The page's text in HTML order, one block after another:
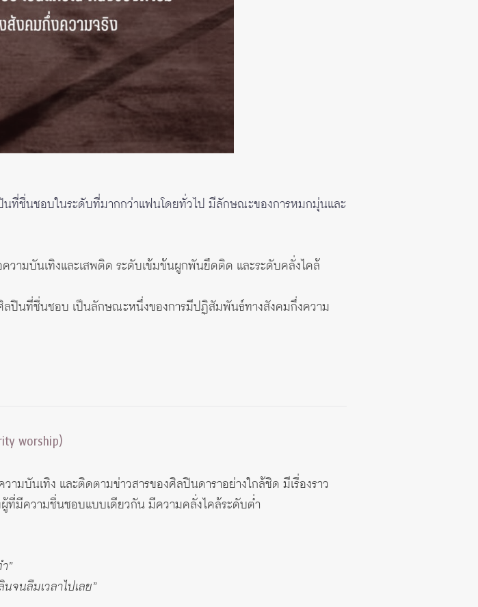
ที่ชื่นชอบในระดับที่มากกว่าแฟนโดยทั่วไป มีลักษณะของการหมกมุ่นและ
ามบันเทิงและเสพติด ระดับเข้มข้นผูกพันยึดติด และระดับคลั่งไคล้
นที่ชื่นชอบ เป็นลักษณะหนึ่งของการมีปฏิสัมพันธ์ทางสังคมกึ่งความ
worship)
บันเทิง และติดตามข่าวสารของศิลปินดาราอย่างใกล้ชิด มีเรื่องราว
ที่มีความชื่นชอบแบบเดียวกัน มีความคลั่งไคล้ระดับต่ำ
”
จนลืมเวลาไปเลย”